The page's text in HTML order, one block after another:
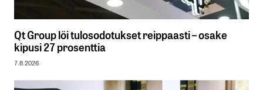
Qt Group löi tulosodotukset reippaasti – osake
kipusi 27 prosenttia
7.8.2026